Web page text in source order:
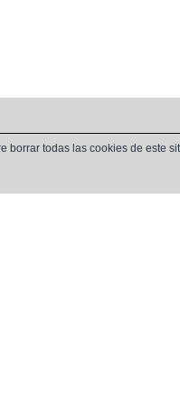
borrar todas las cookies de este